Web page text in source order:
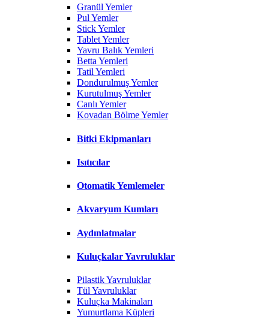
Granül Yemler
Pul Yemler
Stick Yemler
Tablet Yemler
Yavru Balık Yemleri
Betta Yemleri
Tatil Yemleri
Dondurulmuş Yemler
Kurutulmuş Yemler
Canlı Yemler
Kovadan Bölme Yemler
Bitki Ekipmanları
Isıtıcılar
Otomatik Yemlemeler
Akvaryum Kumları
Aydınlatmalar
Kuluçkalar Yavruluklar
Pilastik Yavruluklar
Tül Yavruluklar
Kuluçka Makinaları
Yumurtlama Küpleri